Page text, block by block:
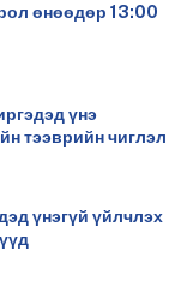
өнөөдөр 13:00
үнэ
тээврийн чиглэл
үнэгүй үйлчлэх